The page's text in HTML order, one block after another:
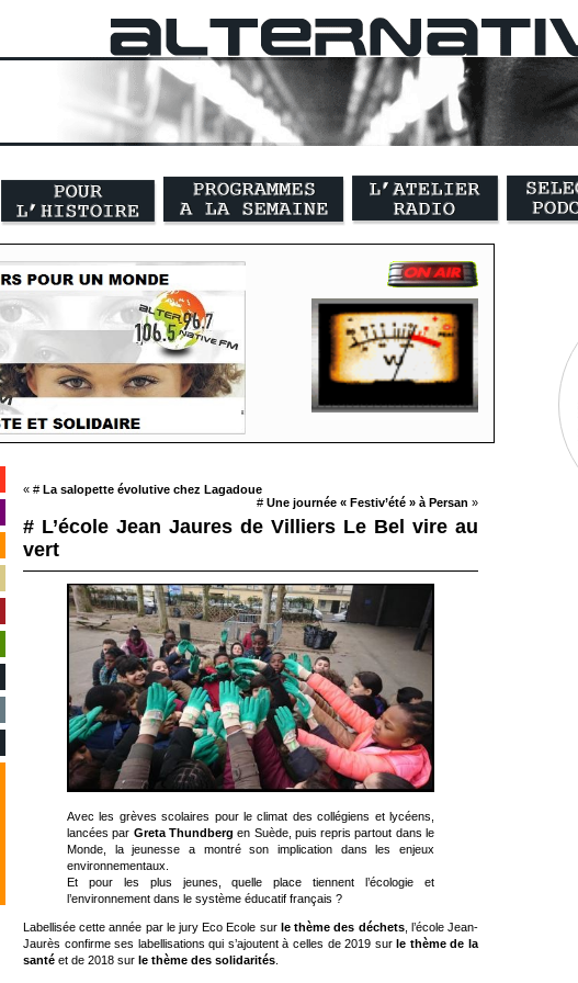
« # La salopette évolutive chez Lagadoue
# Une journée « Festiv’été » à Persan »
# L’école Jean Jaures de Villiers Le Bel vire au
vert
Avec les grèves scolaires pour le climat des collégiens et lycéens,
lancées par Greta Thundberg en Suède, puis repris partout dans le
Monde, la jeunesse a montré son implication dans les enjeux
environnementaux.
Et pour les plus jeunes, quelle place tiennent l’écologie et
l’environnement dans le système éducatif français ?
Labellisée cette année par le jury Eco Ecole sur le thème des déchets, l’école Jean-
Jaurès confirme ses labellisations qui s’ajoutent à celles de 2019 sur le thème de la
santé et de 2018 sur le thème des solidarités